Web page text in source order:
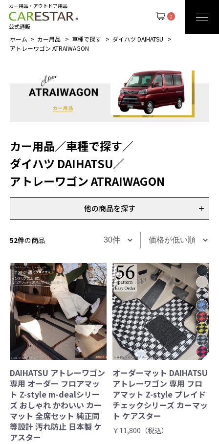
0
カー用品・アウトドア用品
公式通販
ホーム カー用品 車種で探す
ダイハツ DAIHATSU
アトレーワゴン ATRAIWAGON
カー用品／車種で探す／
ダイハツ DAIHATSU／
アトレーワゴン ATRAIWAGON
他の商品を探す
52件の商品
DAIHATSU アトレーワゴン
専用 オーダー フロアマッ
ト Z-style m-dealシリー
ズ おしゃれ かわいい カー
マット 全席セット 純正同
等設計 汚れ防止 日本製 ケ
アスター
オーダーマット DAIHATSU
アトレーワゴン 専用 フロ
アマット Z-style プレイド
チェックシリーズ カーマッ
ト ケアスター
￥11,800（税込）